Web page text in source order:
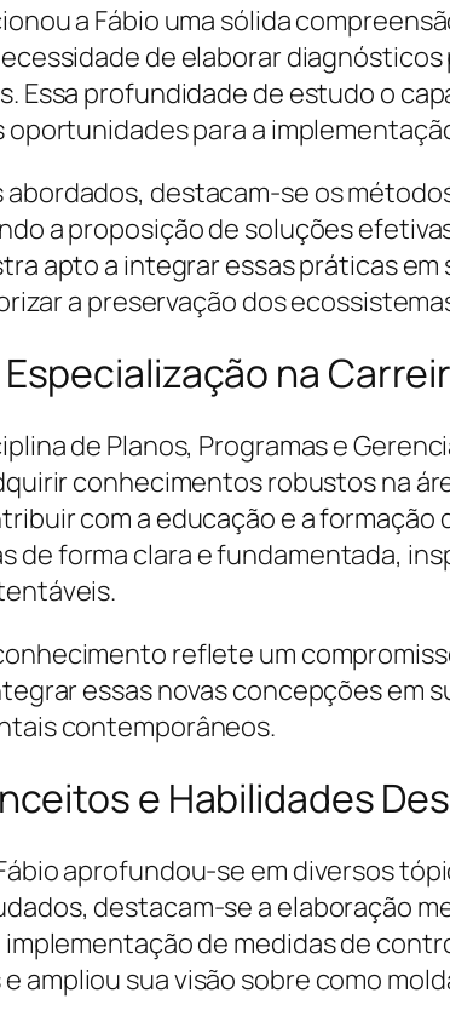
a Fábio uma sólida
de elaborar
Essa profundidade de estudo o
oportunidades para a
destacam-se os
a proposição de soluções
apto a integrar essas práticas
a preservação dos
na
de Planos, Programas e
conhecimentos robustos na
com a educação e a
de forma clara e fundamentada,
reflete um
essas novas concepções em
contemporâneos.
e Habilidades
aprofundou-se em diversos
destacam-se a elaboração
implementação de medidas de
ampliou sua visão sobre como